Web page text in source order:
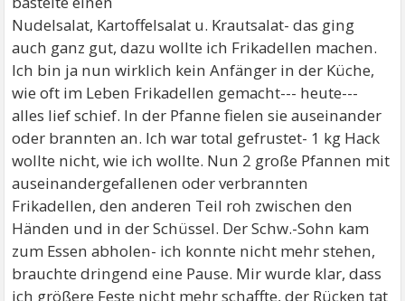
Nudelsalat, Kartoffelsalat u. Krautsalat- das ging
auch ganz gut, dazu wollte ich Frikadellen machen.
Ich bin ja nun wirklich kein Anfänger in der Küche,
wie oft im Leben Frikadellen gemacht--- heute---
alles lief schief. In der Pfanne fielen sie auseinander
oder brannten an. Ich war total gefrustet- 1 kg Hack
wollte nicht, wie ich wollte. Nun 2 große Pfannen mit
auseinandergefallenen oder verbrannten
Frikadellen, den anderen Teil roh zwischen den
Händen und in der Schüssel. Der Schw.-Sohn kam
zum Essen abholen- ich konnte nicht mehr stehen,
brauchte dringend eine Pause. Mir wurde klar, dass
ich größere Feste nicht mehr schaffte, der Rücken tat